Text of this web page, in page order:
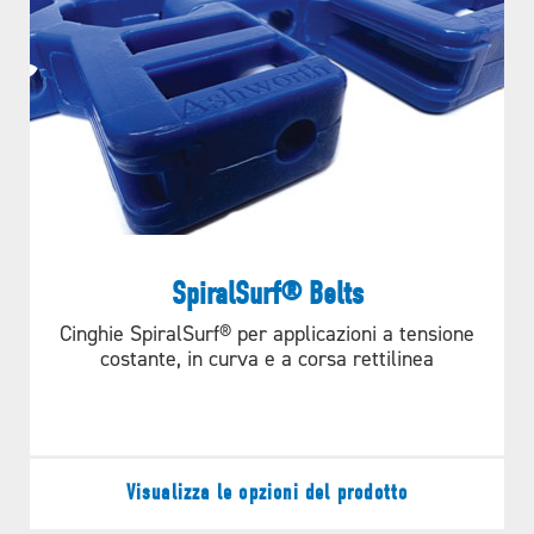
SCORRIMENTO FLUIDO
APPLICAZIONI
ESSICATOIO CUOCITORE
Opzioni pignone
disponibili
Griglia aperta
SpiralSurf® Belts
Cinghie SpiralSurf® per applicazioni a tensione
costante, in curva e a corsa rettilinea
Visualizza le opzioni del prodotto